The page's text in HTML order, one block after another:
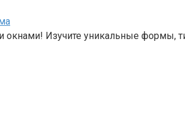
окнами! Изучите уникальные формы,